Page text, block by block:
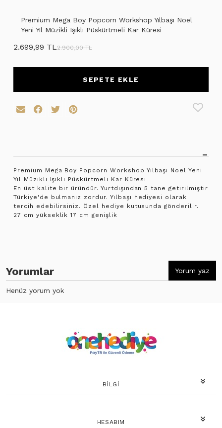
Premium Mega Boy Popcorn Workshop Yılbaşı Noel
Yeni Yıl Müzikli Işıklı Püskürtmeli Kar Küresi
2.699,99 TL2.900,00 TL
SEPETE EKLE
Premium Mega Boy Popcorn Workshop Yılbaşı Noel Yeni
Yıl Müzikli Işıklı Püskürtmeli Kar Küresi
En üst kalite bir üründür. Yurtdışından 5 tane getirilmiştir
Türkiye'de bulmanız zordur. Yılbaşı hediyesi olarak
tercih edebilirsiniz. Özel hediye kutusunda gönderilir.
27 cm yükseklik 17 cm genişlik
Yorumlar Yorum yaz
Henüz yorum yok
BILGI
HESABIM